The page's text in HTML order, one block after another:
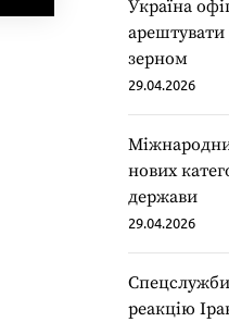
Україна
арештувати
зерном
29.04.2026
нових
держави
29.04.2026
реакцію